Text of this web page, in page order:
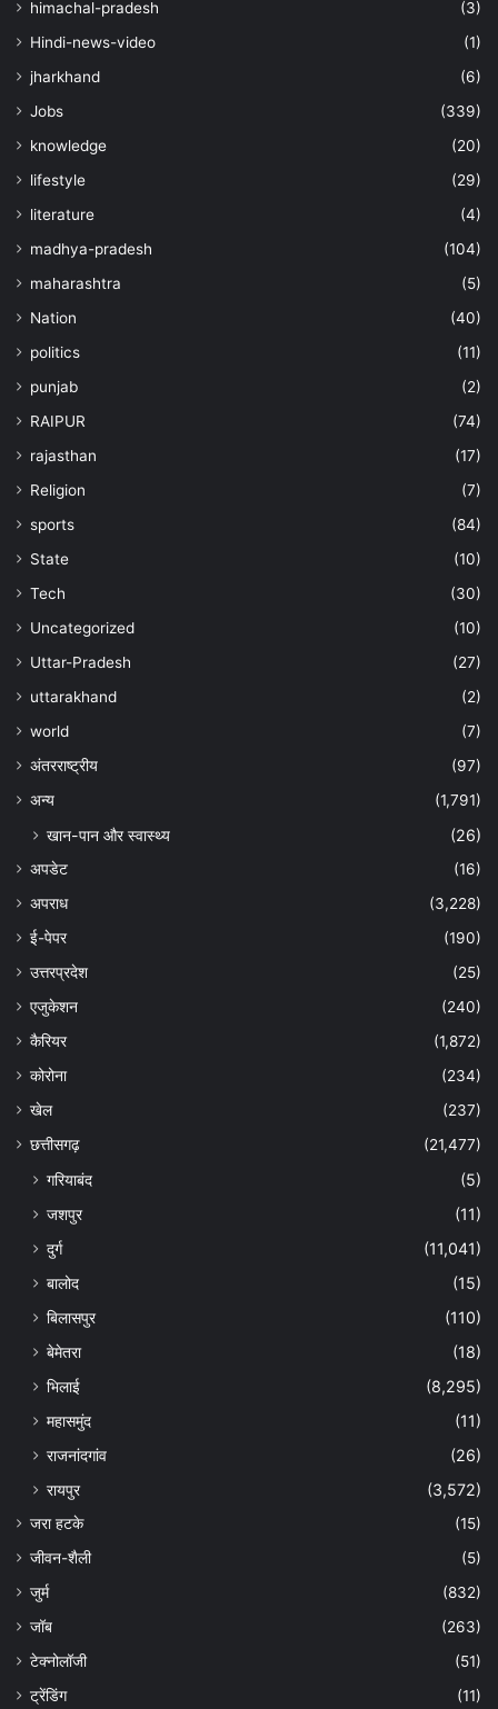
himachal-pradesh
(3)
Hindi-news-video
(1)
jharkhand
(6)
Jobs
(339)
knowledge
(20)
lifestyle
(29)
literature
(4)
madhya-pradesh
(104)
maharashtra
(5)
Nation
(40)
politics
(11)
punjab
(2)
RAIPUR
(74)
rajasthan
(17)
Religion
(7)
sports
(84)
State
(10)
Tech
(30)
Uncategorized
(10)
Uttar-Pradesh
(27)
uttarakhand
(2)
world
(7)
अंतरराष्ट्रीय
(97)
अन्‍य
(1,791)
खान-पान और स्वास्थ्य (26)
अपडेट
(16)
अपराध
(3,228)
ई-पेपर
(190)
उत्तरप्रदेश
(25)
एजुकेशन
(240)
कैरियर
(1,872)
कोरोना
(234)
खेल
(237)
छत्तीसगढ़
(21,477)
गरियाबंद
(5)
जशपुर
(11)
दुर्ग
(11,041)
बालोद
(15)
बिलासपुर
(110)
बेमेतरा
(18)
भिलाई
(8,295)
महासमुंद
(11)
राजनांदगांव
(26)
रायपुर
(3,572)
जरा हटके
(15)
जीवन-शैली
(5)
जुर्म
(832)
जॉब
(263)
टेक्नोलॉजी
(51)
ट्रेंडिंग
(11)